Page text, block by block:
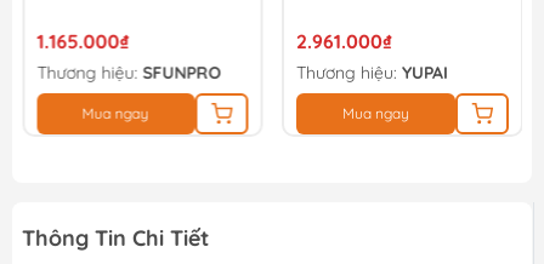
1.165.000₫
Thương hiệu: SFUNPRO
Mua ngay
Bộ)
2.961.000₫
Thương hiệu: YUPAI
Mua ngay
Thông Tin Chi Tiết